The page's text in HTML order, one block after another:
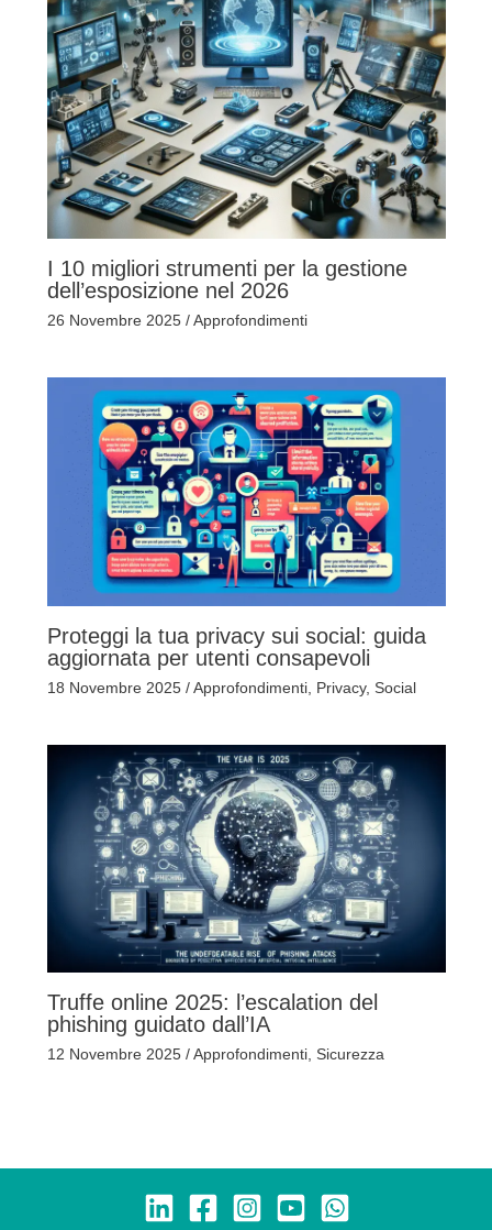
I 10 migliori strumenti per la gestione
dell’esposizione nel 2026
26 Novembre 2025 /Approfondimenti
Proteggi la tua privacy sui social: guida
aggiornata per utenti consapevoli
18 Novembre 2025 /Approfondimenti, Privacy, Social
Truffe online 2025: l’escalation del
phishing guidato dall’IA
12 Novembre 2025 /Approfondimenti, Sicurezza